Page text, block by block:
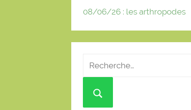
08/06/26 : les arthropodes